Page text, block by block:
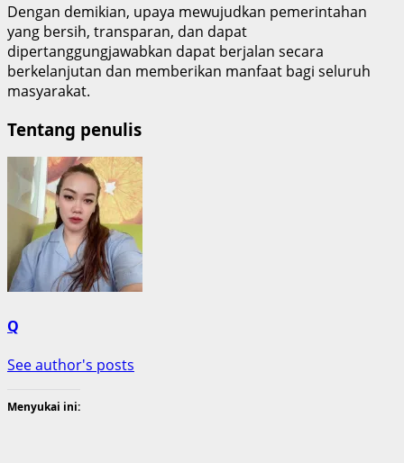
Dengan demikian, upaya mewujudkan pemerintahan
yang bersih, transparan, dan dapat
dipertanggungjawabkan dapat berjalan secara
berkelanjutan dan memberikan manfaat bagi seluruh
masyarakat.
Tentang penulis
Q
See author's posts
Menyukai ini: